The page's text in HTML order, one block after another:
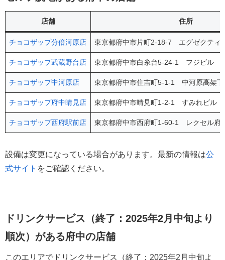
店舗 住所
チョコザップ分倍河原店 東京都府中市片町2-18-7 エグゼクテ
チョコザップ武蔵野台店 東京都府中市白糸台5-24-1 フジビル
チョコザップ中河原店 東京都府中市住吉町5-1-1 中河原高架
チョコザップ府中晴見店 東京都府中市晴見町1-2-1 すみれビル
チョコザップ西府駅前店 東京都府中市西府町1-60-1 レクセル
設備は変更になっている場合があります。最新の情報は公
式サイト をご確認ください。
ドリンクサービス（終了：2025年2月中旬より
順次）がある府中の店舗
このエリアでドリンクサービス（終了：2025年2月中旬よ